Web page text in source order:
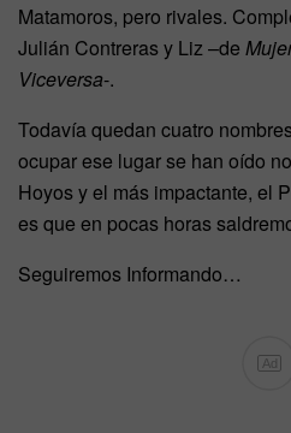
Matamoros, pero rivales.
Julián Contreras y Liz –de
Viceversa-.
Todavía quedan cuatro
ocupar ese lugar se han oído
Hoyos y el más impactante, el
es que en pocas horas
Seguiremos Informando…
Ad